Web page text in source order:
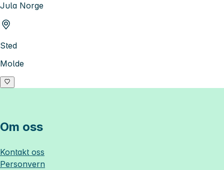
Jula Norge
Sted
Molde
Om oss
Kontakt oss
Personvern